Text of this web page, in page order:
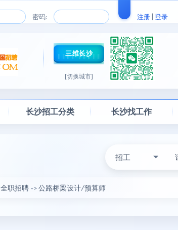
密码: 注册 | 登录
三维长沙
[切换城市]
长沙招工分类 长沙找工作
招工
全职招聘 ->公路桥梁设计/预算师